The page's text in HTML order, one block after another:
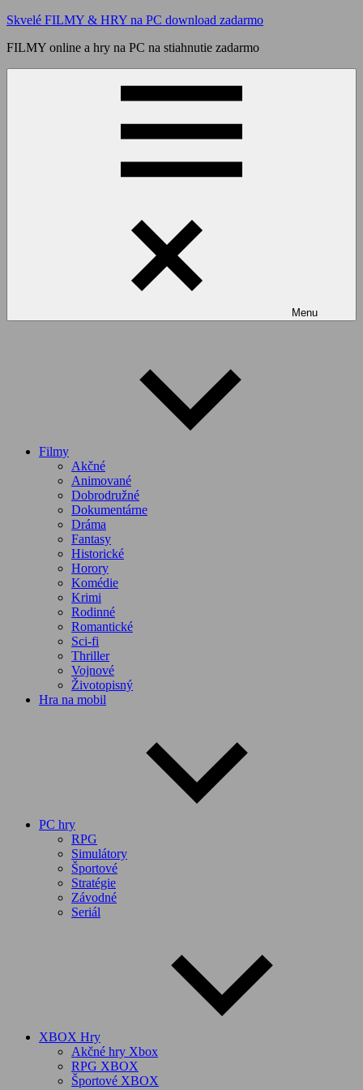
Skip
content
Skvelé FILMY & HRY na PC download zadarmo
FILMY online a hry na PC na stiahnutie zadarmo
Menu
Filmy
Akčné
Animované
Dobrodružné
Dokumentárne
Dráma
Fantasy
Historické
Horory
Komédie
Krimi
Rodinné
Romantické
Sci-fi
Thriller
Vojnové
Životopisný
Hra na mobil
PC hry
RPG
Simulátory
Športové
Stratégie
Závodné
Seriál
XBOX Hry
Akčné hry Xbox
RPG XBOX
Športové XBOX